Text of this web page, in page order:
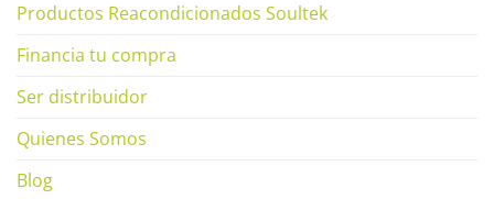
Productos Reacondicionados Soultek
Financia tu compra
Ser distribuidor
Quienes Somos
Blog